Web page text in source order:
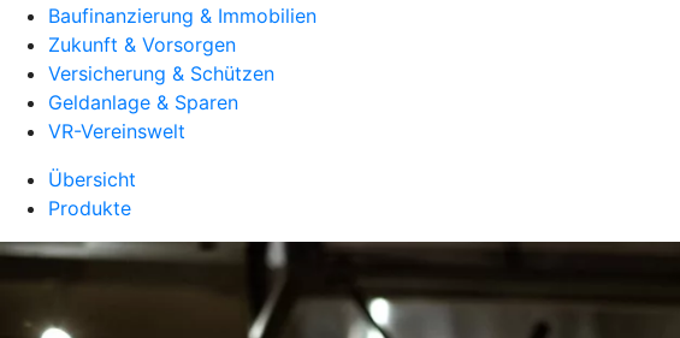
Baufinanzierung & Immobilien
Zukunft & Vorsorgen
Versicherung & Schützen
Geldanlage & Sparen
VR-Vereinswelt
Übersicht
Produkte